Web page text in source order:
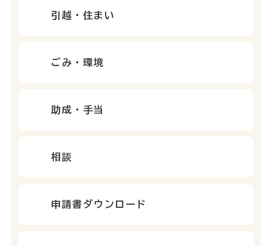
引越・住まい
ごみ・環境
助成・手当
相談
申請書ダウンロード